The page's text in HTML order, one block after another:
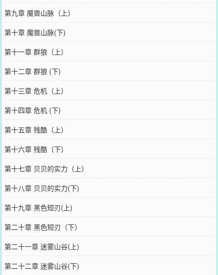
第九章 魔兽山脉（上）
第十章 魔兽山脉(下)
第十一章 群狼（上）
第十二章 群狼 (下)
第十三章 危机（上）
第十四章 危机 (下)
第十五章 残酷（上）
第十六章 残酷（下）
第十七章 贝贝的实力（上）
第十八章 贝贝的实力(下)
第十九章 黑色短刃(上)
第二十章 黑色短刃（下）
第二十一章 迷雾山谷(上)
第二十二章 迷雾山谷(下)